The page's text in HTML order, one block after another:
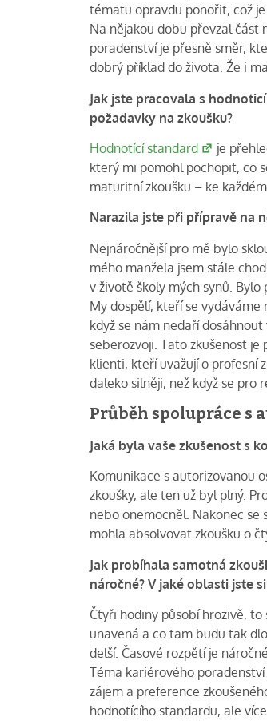
tématu opravdu ponořit, což
Na nějakou dobu převzal část
poradenství je přesně směr,
dobrý příklad do života. Že i
Jak jste pracovala s
požadavky na zkoušku?
Hodnotící standard
je
který mi pomohl pochopit, co
maturitní zkoušku – ke
Narazila jste při přípravě na
Nejnáročnější pro mě bylo
mého manžela jsem stále
v životě školy mých synů. Bylo
My dospělí, kteří se
když se nám nedaří
seberozvoji. Tato zkušenost
klienti, kteří uvažují o profesní
daleko silněji, než když se pro
Průběh spolupráce s
Jaká byla vaše zkušenost s
Komunikace s autorizovanou
zkoušky, ale ten už byl plný.
nebo onemocněl. Nakonec se
mohla absolvovat zkoušku o
Jak probíhala samotná
náročné? V jaké oblasti jste
Čtyři hodiny působí hrozivě,
unavená a co tam budu tak
delší. Časové rozpětí je
Téma kariérového
zájem a preference
hodnotícího standardu, ale